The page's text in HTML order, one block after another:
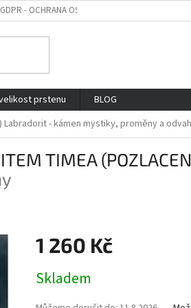
GDPR - OCHRANA OSOBNÍCH ÚDAJŮ
prstenu
BLOG
Labradorit - kámen mystiky, proměny a
TIMEA
1 260 Kč
cena:
Skladem